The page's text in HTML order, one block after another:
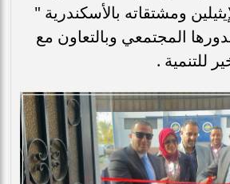
ومشتقاته بالأسكندرية "
بدورها المجتمعي وبالتعاون مع
للتنمية .